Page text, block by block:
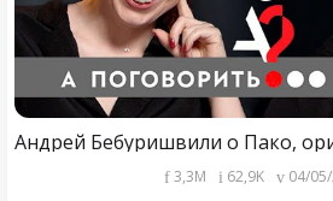
3,3M 62,9K 04/